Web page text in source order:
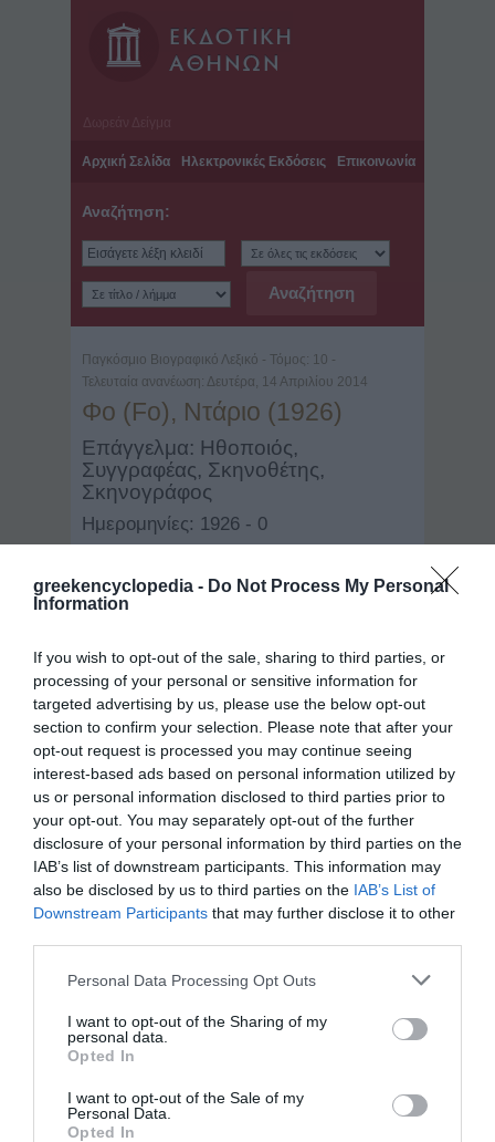
greekencyclopedia - Do Not Process My Personal
Information
If you wish to opt-out of the sale, sharing to third parties, or
processing of your personal or sensitive information for
targeted advertising by us, please use the below opt-out
section to confirm your selection. Please note that after your
opt-out request is processed you may continue seeing
interest-based ads based on personal information utilized by
us or personal information disclosed to third parties prior to
your opt-out. You may separately opt-out of the further
disclosure of your personal information by third parties on the
IAB’s list of downstream participants. This information may
also be disclosed by us to third parties on the IAB’s List of
Downstream Participants that may further disclose it to other
Personal Data Processing Opt Outs
I want to opt-out of the Sharing of my
personal data.
Opted In
I want to opt-out of the Sale of my
Personal Data.
Opted In
Αρχική Σελίδα Ηλεκτρονικές Εκδόσεις Επικοινωνία
Αναζήτηση:
Παγκόσμιο Βιογραφικό Λεξικό - Τόμος: 10 -
Τελευταία ανανέωση: Δευτέρα, 14 Απριλίου 2014
Φο (Fo), Ντάριο (1926)
Επάγγελμα: Ηθοποιός,
Συγγραφέας, Σκηνοθέτης,
Σκηνογράφος
Ημερομηνίες: 1926 - 0
Δείγμα λήμματος:
Φο (Fo), Ντάριο (1926). Ιταλός συγγραφέας,
θεατρανθρώπους του σύγχρονου ιταλικού
όχθες της λίμνης Ματζιόρε, σε μια εργατική
οικογένεια με δημοκρατική και αντιφασιστική
παράδοση. Προικισμένος ...